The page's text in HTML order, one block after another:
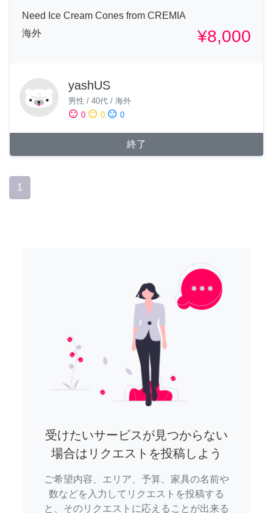
Need Ice Cream Cones from CREMIA
海外
¥8,000
yashUS
男性 / 40代 / 海外
sentiment_satisfied 0 sentiment_neutral 0 sentiment_dissatisfied 0
終了
1
受けたいサービスが見つからない
場合はリクエストを投稿しよう
ご希望内容、エリア、予算、家具の名前や
数などを入力してリクエストを投稿する
と、そのリクエストに応えることが出来る